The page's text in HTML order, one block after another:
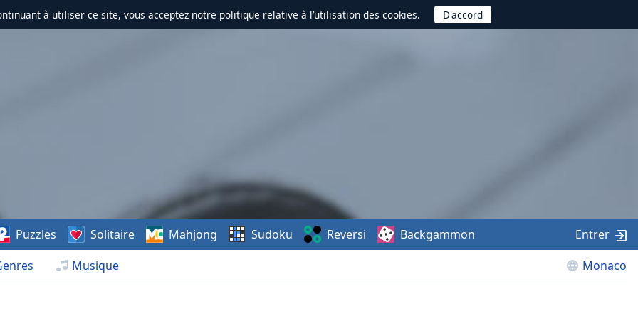
à utiliser ce site, vous acceptez notre politique relative à l’utilisation des cookies.
Musique Monaco
Puzzles Solitaire Mahjong Sudoku Reversi Backgammon Entrer